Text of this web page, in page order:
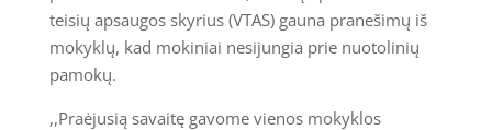
teisių apsaugos skyrius (VTAS) gauna pranešimų iš
mokyklų, kad mokiniai nesijungia prie nuotolinių
pamokų.
,,Praėjusią savaitę gavome vienos mokyklos